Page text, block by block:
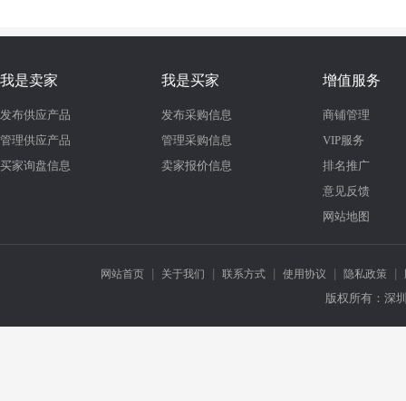
我是卖家
发布供应产品
管理供应产品
买家询盘信息
我是买家
发布采购信息
管理采购信息
卖家报价信息
增值服务
商铺管理
VIP服务
排名推广
意见反馈
网站地图
网站首页 关于我们 联系方式 使用协议 隐私政策
版权所有：深